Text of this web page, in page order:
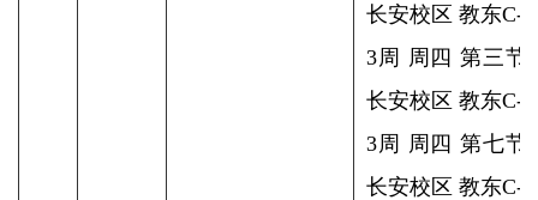
长安校区 教东C-
3周 周四 第三节
长安校区 教东C-
3周 周四 第七节
长安校区 教东C-